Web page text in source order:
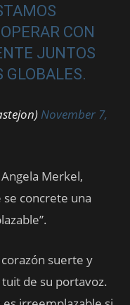
CON
JUNTOS
GLOBALES.
November 7,
Merkel,
concrete una
suerte y
de su portavoz.